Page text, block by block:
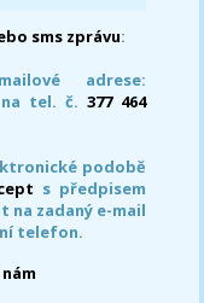
sms zprávu:
adrese:
tel. č. 377 464
podobě
s předpisem
na zadaný e-mail
telefon.